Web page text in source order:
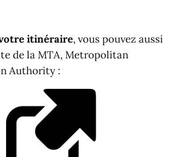
itinéraire, vous pouvez aussi
de la MTA, Metropolitan
Authority :